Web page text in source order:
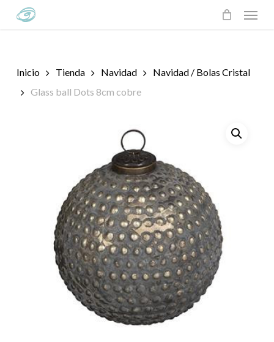
Menu
Inicio Tienda Navidad
Navidad / Bolas Cristal
Glass ball Dots 8cm cobre